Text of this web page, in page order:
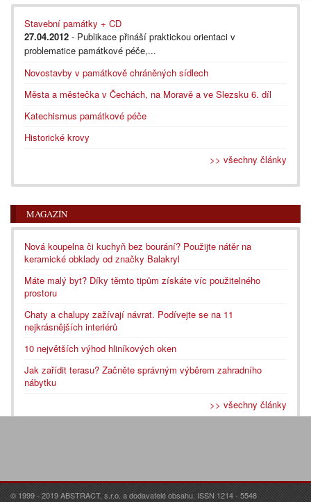
Stavební památky + CD
27.04.2012 - Publikace přináší praktickou orientaci v
problematice památkové péče,...
Novostavby v památkově chráněných sídlech
Města a městečka v Čechách, na Moravě a ve Slezsku 6. díl
Katechismus památkové péče
Historické krovy
>> všechny články
MAGAZÍN
Nová koupelna či kuchyň bez bourání? Použijte nátěr na
keramické obklady od značky Balakryl
Máte malý byt? Díky těmto tipům získáte víc použitelného
prostoru
Chaty a chalupy zažívají návrat. Podívejte se na 11
nejkrásnějších interiérů
10 největších výhod hliníkových oken
Jak zařídit terasu? Začněte správným výběrem zahradního
nábytku
>> všechny články
© 1999 - 2019 ABSTRACT, s.r.o. a dodavatelé obsahu. ISSN 1214 - 5548